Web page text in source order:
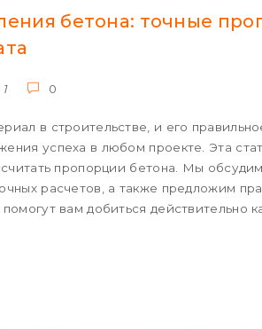
бетона: точные
0
в строительстве, и его
успеха в любом проекте. Эта
пропорции бетона. Мы
расчетов, а также предложим
вам добиться действительно